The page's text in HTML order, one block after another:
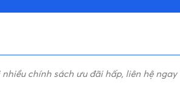
chính sách ưu đãi hấp, liên hệ